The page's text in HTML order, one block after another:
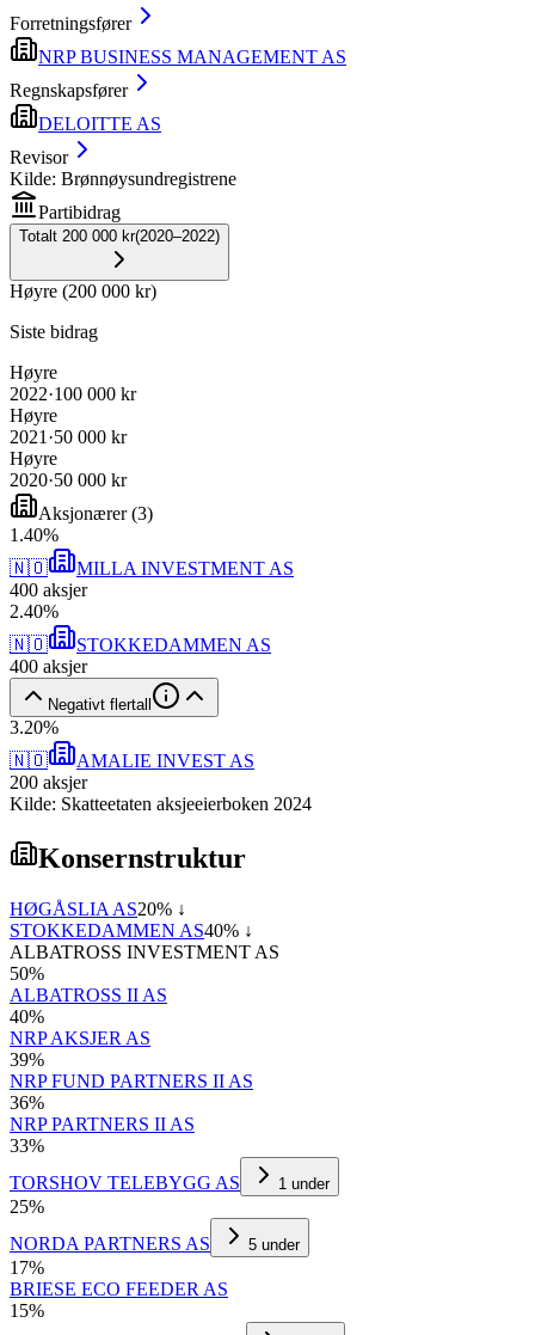
Forretningsfører
NRP BUSINESS MANAGEMENT AS
Regnskapsfører
DELOITTE AS
Revisor
Kilde: Brønnøysundregistrene
Partibidrag
Totalt 200 000 kr(2020–2022)
Høyre (200 000 kr)
Siste bidrag
Høyre
2022·100 000 kr
Høyre
2021 ·50 000 kr
Høyre
2020·50 000 kr
Aksjonærer(3)
1 .40%
🇳🇴
MILLA INVESTMENT AS
400 aksjer
2.40%
🇳🇴
STOKKEDAMMEN AS
400 aksjer
Negativt flertall
3.20%
🇳🇴
AMALIE INVEST AS
200 aksjer
Kilde: Skatteetaten aksjeeierboken 2024
Konsernstruktur
HØGÅSLIA AS20% ↓
STOKKEDAMMEN AS40% ↓
ALBATROSS INVESTMENT AS
50%
ALBATROSS II AS
40%
NRP AKSJER AS
39%
NRP FUND PARTNERS II AS
36%
NRP PARTNERS II AS
33%
TORSHOV TELEBYGG AS
1 under
25%
NORDA PARTNERS AS
5 under
17%
BRIESE ECO FEEDER AS
15%